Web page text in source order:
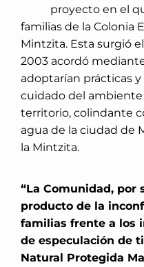
proyecto en el
familias de la Colonia
Mintzita. Esta surgió
2003 acordó
adoptarían prácticas
cuidado del ambiente
territorio, colindante
agua de la ciudad de
la Mintzita.
“La Comunidad, por
producto de la
familias frente a los
de especulación de
Natural Protegida